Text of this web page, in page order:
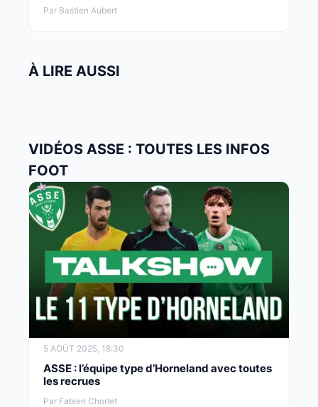
Par Bastien Aubert
À LIRE AUSSI
VIDÉOS ASSE : TOUTES LES INFOS
FOOT
5 AOÛT 2025, 18:30
ASSE : l’équipe type d’Horneland avec toutes
les recrues
Par Fabien Chorlet